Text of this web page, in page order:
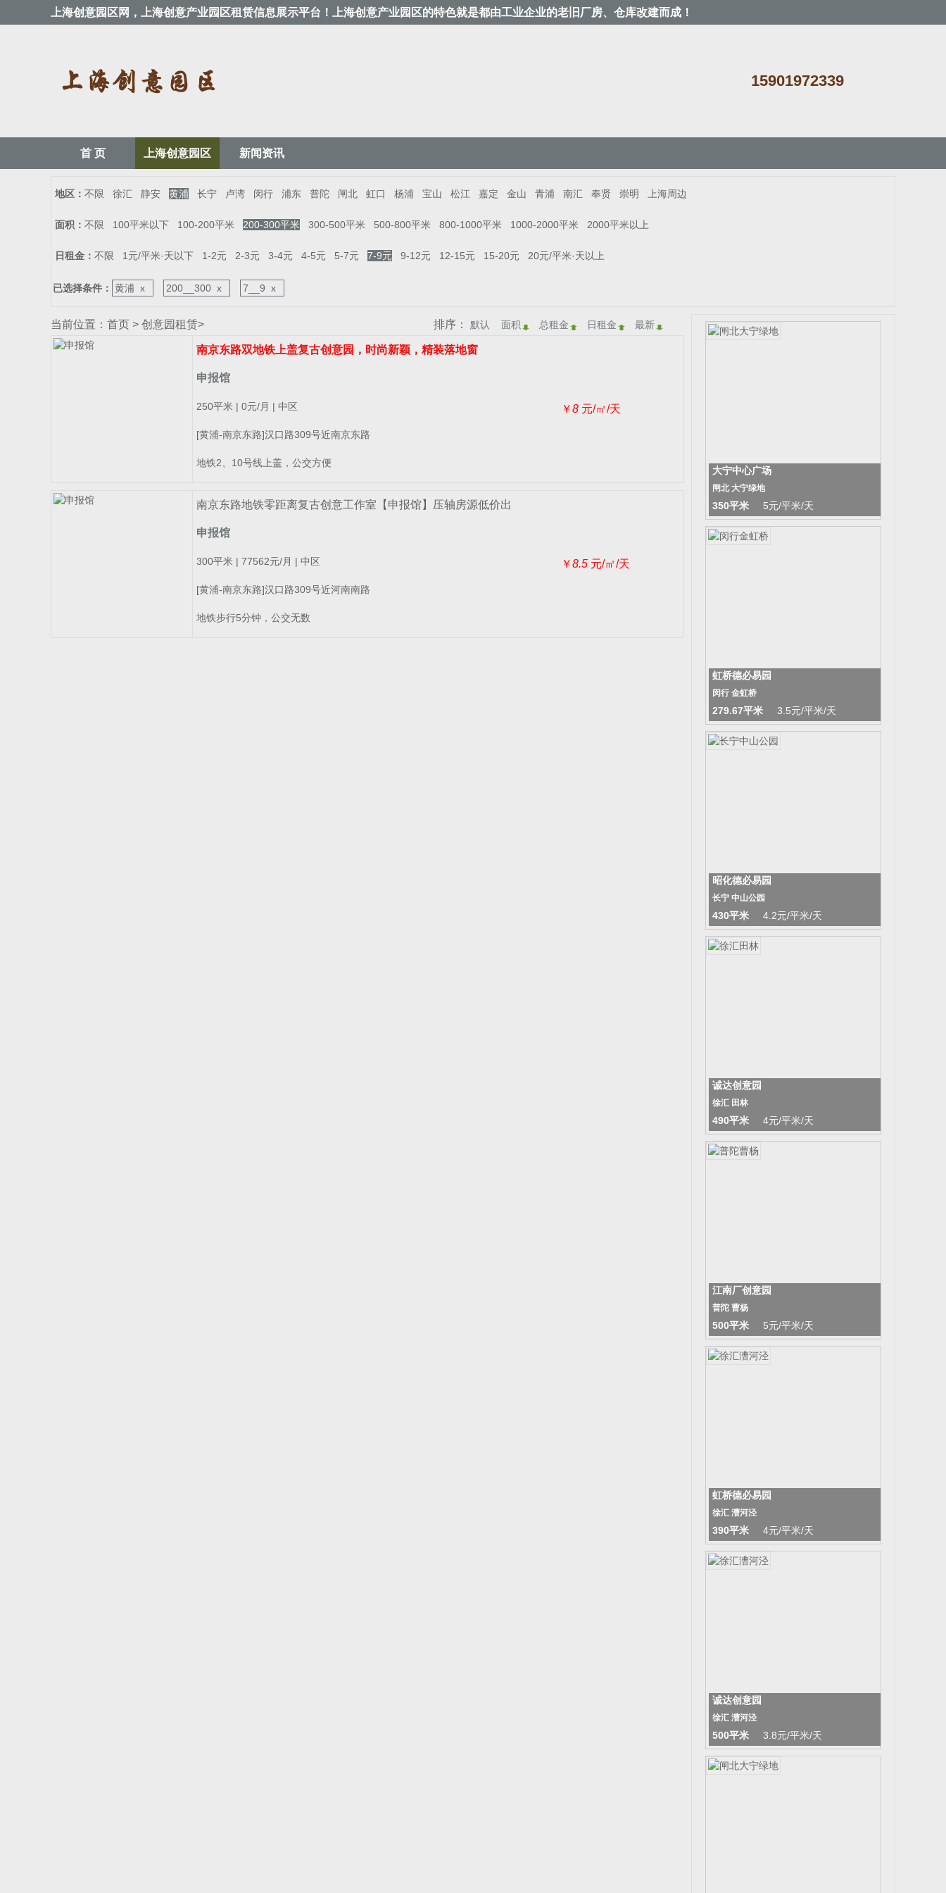
上海创意园区网，上海创意产业园区租赁信息展示平台！上海创意产业园区的特色就是都由工业企业的老旧厂房、仓库改建而成！
15901972339
首 页 上海创意园区 新闻资讯
地区： 不限 徐汇 静安 黄浦 长宁 卢湾 闵行 浦东 普陀 闸北 虹口 杨浦 宝山 松江 嘉定 金山 青浦 南汇 奉贤 崇明 上海周边
面积： 不限 100平米以下 100-200平米 200-300平米 300-500平米 500-800平米 800-1000平米 1000-2000平米 2000平米以上
日租金： 不限 1元/平米·天以下 1-2元 2-3元 3-4元 4-5元 5-7元 7-9元 9-12元 12-15元 15-20元 20元/平米·天以上
已选择条件： 黄浦 x 200__300 x 7__9 x
当前位置： 首页 > 创意园租赁> 排序： 默认 面积 总租金 日租金 最新
南京东路双地铁上盖复古创意园，时尚新颖，精装落地窗
申报馆
250平米 | 0元/月 | 中区
[黄浦-南京东路]汉口路309号近南京东路
地铁2、10号线上盖，公交方便
￥8 元/㎡/天
南京东路地铁零距离复古创意工作室【申报馆】压轴房源低价出
申报馆
300平米 | 77562元/月 | 中区
[黄浦-南京东路]汉口路309号近河南南路
地铁步行5分钟，公交无数
￥8.5 元/㎡/天
大宁中心广场
闸北 大宁绿地
350平米 5元/平米/天
虹桥德必易园
闵行 金虹桥
279.67平米 3.5元/平米/天
昭化德必易园
长宁 中山公园
430平米 4.2元/平米/天
诚达创意园
徐汇 田林
490平米 4元/平米/天
江南厂创意园
普陀 曹杨
500平米 5元/平米/天
虹桥德必易园
徐汇 漕河泾
390平米 4元/平米/天
诚达创意园
徐汇 漕河泾
500平米 3.8元/平米/天